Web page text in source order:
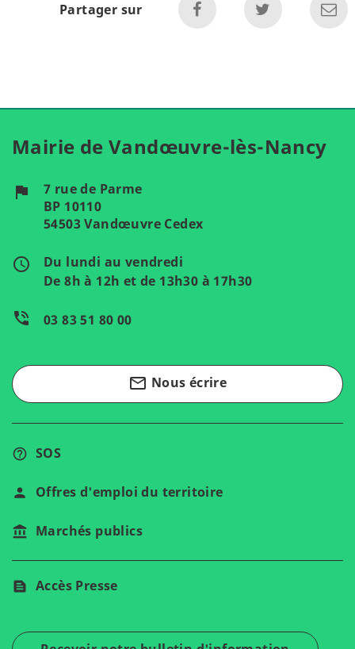
Partager sur
Mairie de Vandœuvre-lès-Nancy
flag
7 rue de Parme
BP 10110
54503 Vandœuvre Cedex
access_time
Du lundi au vendredi
De 8h à 12h et de 13h30 à 17h30
phone_in_talk 03 83 51 80 00
mail_outline Nous écrire
SOS
Offres d'emploi du territoire
Marchés publics
Accès Presse